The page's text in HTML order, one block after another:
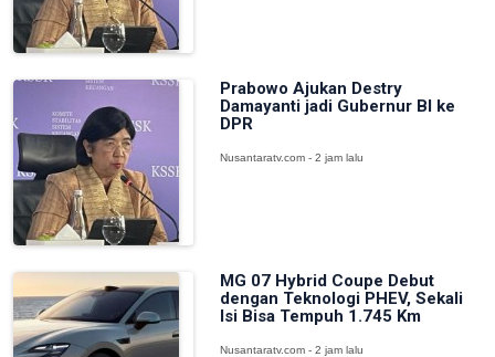
Prabowo Ajukan Destry
Damayanti jadi Gubernur BI ke
DPR
Nusantaratv.com - 2 jam lalu
MG 07 Hybrid Coupe Debut
dengan Teknologi PHEV, Sekali
Isi Bisa Tempuh 1.745 Km
Nusantaratv.com - 2 jam lalu